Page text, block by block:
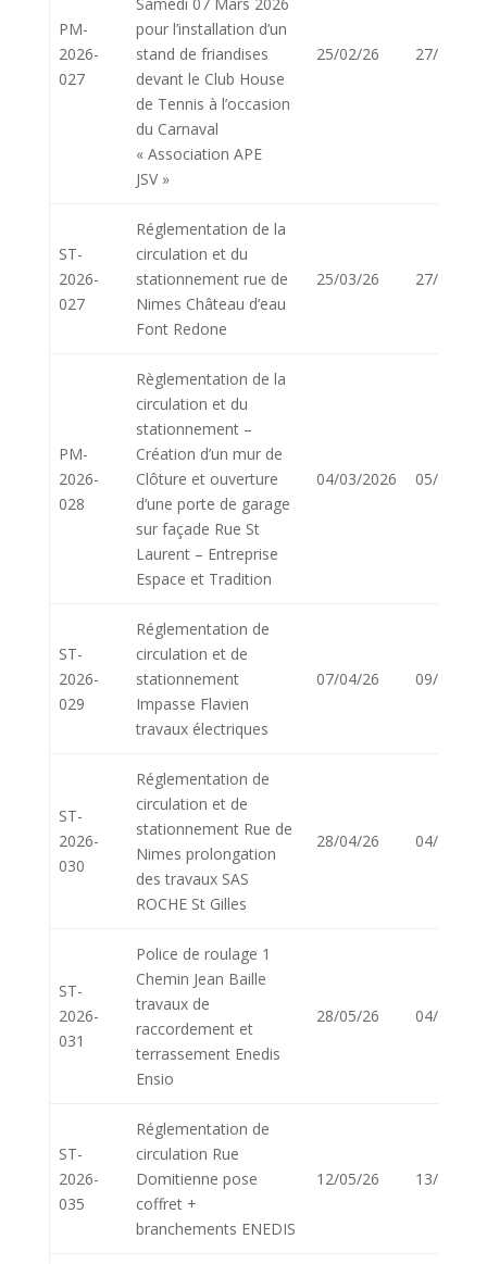
PM-
2026-
027
pour l’installation d’un
stand de friandises
devant le Club House
de Tennis à l’occasion
du Carnaval
« Association APE
JSV »
25/02/26 27/02/26
ST-
2026-
027
Réglementation de la
circulation et du
stationnement rue de
Nimes Château d’eau
Font Redone
25/03/26 27/03/26
PM-
2026-
028
Règlementation de la
circulation et du
stationnement –
Création d’un mur de
Clôture et ouverture
d’une porte de garage
sur façade Rue St
Laurent – Entreprise
Espace et Tradition
04/03/2026 05/03/26
ST-
2026-
029
Réglementation de
circulation et de
stationnement
Impasse Flavien
travaux électriques
07/04/26 09/04/26
ST-
2026-
030
Réglementation de
circulation et de
stationnement Rue de
Nimes prolongation
des travaux SAS
ROCHE St Gilles
28/04/26 04/05/26
ST-
2026-
031
Police de roulage 1
Chemin Jean Baille
travaux de
raccordement et
terrassement Enedis
Ensio
28/05/26 04/05/26
ST-
2026-
035
Réglementation de
circulation Rue
Domitienne pose
coffret +
branchements ENEDIS
12/05/26 13/06/26